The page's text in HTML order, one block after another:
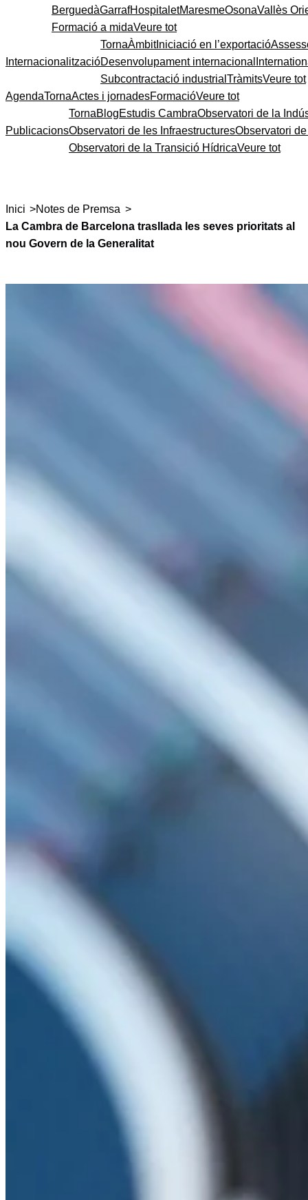
BerguedàGarrafHospitaletMaresmeOsonaVallès
Formació a midaVeure tot
Internacionalització
TornaÀmbitIniciació en l’exportació
Desenvolupament internacional
Subcontractació industrial TràmitsVeure tot
AgendaTornaActes i jornadesFormacióVeure tot
Publicacions
TornaBlogEstudis CambraObservatori de la
Observatori de les InfraestructuresObservatori
Observatori de la Transició HídricaVeure tot
Inici >Notes de Premsa >
La Cambra de Barcelona trasllada les seves prioritats al
nou Govern de la Generalitat